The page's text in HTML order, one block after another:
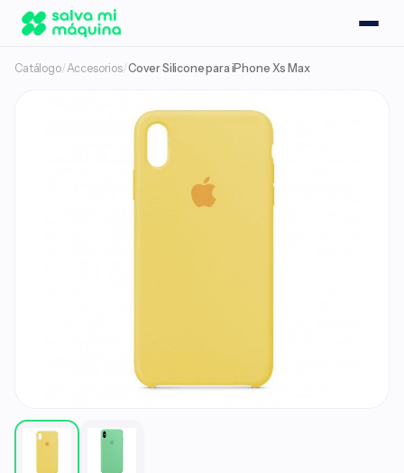
Catálogo/Accesorios/Cover Silicone para iPhone Xs Max